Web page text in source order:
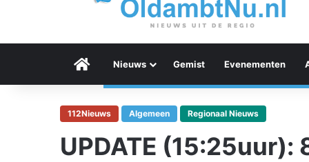
Menu Item
Nieuws Gemist Evenementen
112Nieuws Algemeen Regionaal Nieuws
UPDATE